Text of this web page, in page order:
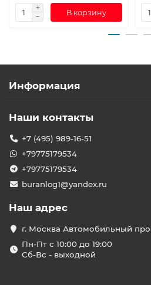
В корзину
Информация
Наши контакты
+7 (495) 989-16-51
+79775179534
+79775179534
buranlog1@yandex.ru
Наш адрес
г. Москва Автомобильный
Пн-Пт с 10:00 до 19:00
Сб-Вс - выходной